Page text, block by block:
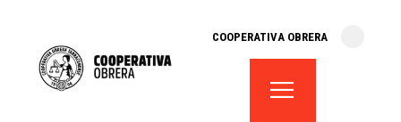
COOPERATIVA OBRERA
fes-te soci